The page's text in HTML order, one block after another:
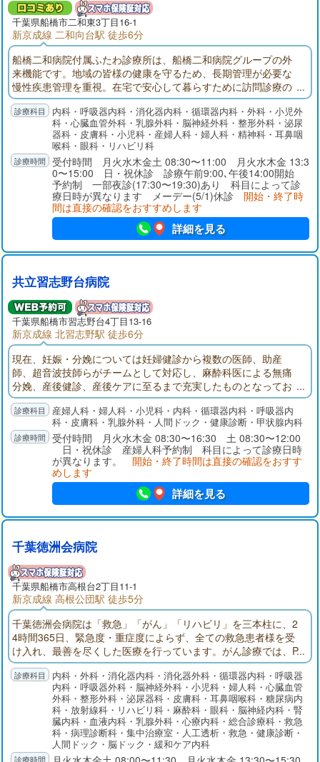
千葉県船橋市二和東3丁目16-1
新京成線 二和向台駅 徒歩6分
船橋二和病院付属ふたわ診療所は、船橋二和病院グループの外
来機能です。地域の皆様の健康を守るため、長期管理が必要な
慢性疾患管理を重視。在宅で安心して暮らすために訪問診療の
展開。入退院では船橋二和病院との連携。地域の皆様が安心し
て暮らせるように医療面でサポートできる外来機能を目指して
内科・呼吸器内科・消化器内科・循環器内科・外科・小児外
科・心臓血管外科・乳腺外科・脳神経外科・整形外科・泌尿
器科・皮膚科・小児科・産婦人科・婦人科・精神科・耳鼻咽
喉科・眼科・リハビリ科
受付時間 月火水木金土 08:30〜11:00 月火水木金 13:3
0〜15:00 日・祝休診 診療午前9:00､午後14:00開始
予約制 一部夜診(17:30〜19:30)あり 科目によって診
療日時が異なります メーデー(5/1)休診 開始・終了時
間は直接の確認をおすすめします
詳細を見る
共立習志野台病院
千葉県船橋市習志野台4丁目13-16
新京成線 北習志野駅 徒歩6分
現在、妊娠・分娩については妊婦健診から複数の医師、助産
師、超音波技師らがチームとして対応し、麻酔科医による無痛
分娩、産後健診、産後ケアに至るまで充実したものとなってお
り、妊婦とそのご家族に安心していただける環境が整っていま
す。また、状況の許す限り、バースプランに基づいてご出産い
ただけます。ご主人の立会い出産も可能です。また、各種予防
接種や、団体・企業健診（主婦健診を含む）から個人健診まで
幅広く行っています。
産婦人科・婦人科・小児科・内科・循環器内科・呼吸器内
科・皮膚科・乳腺外科・人間ドック・健康診断・甲状腺内科
受付時間 月火水木金 08:30〜16:30 土 08:30〜12:00
日・祝休診 産婦人科予約制 科目によって診療日時
が異なります。 開始・終了時間は直接の確認をおすす
めします
詳細を見る
千葉徳洲会病院
千葉県船橋市高根台2丁目11-1
新京成線 高根公団駅 徒歩5分
千葉徳洲会病院は「救急」「がん」「リハビリ」を三本柱に、2
4時間365日、緊急度・重症度によらず、全ての救急患者様を受
け入れ、最善を尽くした医療を行っています。がん診療では、P
ET-CTや放射線治療装置、ダ・ヴィンチなどの先端医療機器導入
のほか、28床の緩和ケア病棟を完備し、全てのがん治療を完結
できる医療体制を確立しております。リハビリテーションで
は、回復期リハビリ病棟を56床増床し、さらに多くの患者様を
受け入れ、社会復帰に向けた支援を行ってまいります。
内科・外科・消化器内科・消化器外科・循環器内科・呼吸器
内科・呼吸器外科・脳神経外科・小児科・婦人科・心臓血管
外科・整形外科・泌尿器科・皮膚科・耳鼻咽喉科・糖尿病内
科・放射線科・リハビリ科・麻酔科・眼科・脳神経内科・腎
臓内科・血液内科・乳腺外科・心療内科・総合診療科・救急
科・病理診断科・集中治療室・人工透析・救急・健康診断・
人間ドック・脳ドック・緩和ケア内科